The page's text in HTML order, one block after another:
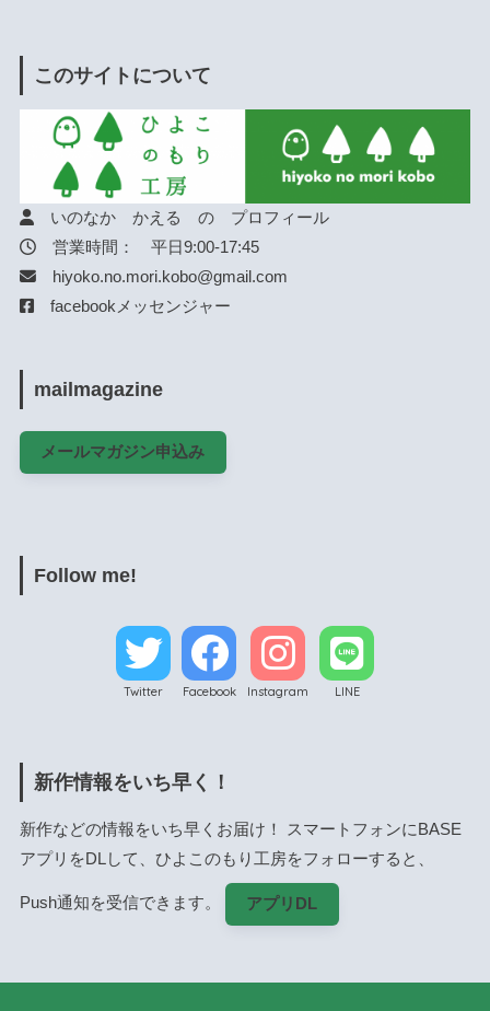
このサイトについて
いのなか かえる の プロフィール
営業時間： 平日9:00-17:45
hiyoko.no.mori.kobo@gmail.com
facebookメッセンジャー
mailmagazine
メールマガジン申込み
Follow me!
Twitter Facebook Instagram LINE
新作情報をいち早く！
新作などの情報をいち早くお届け！ スマートフォンにBASE
アプリをDLして、ひよこのもり工房をフォローすると、
Push通知を受信できます。 アプリDL